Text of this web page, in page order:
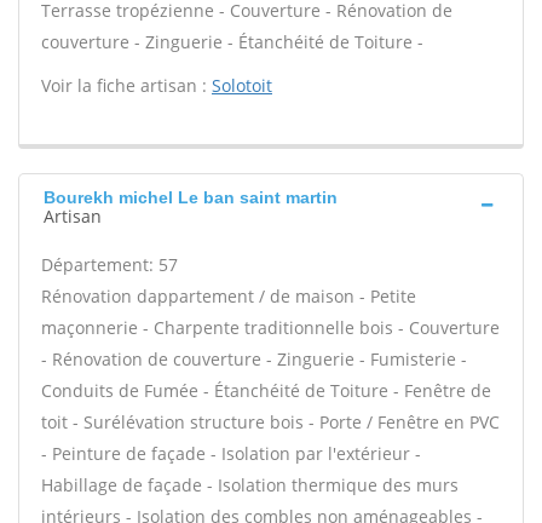
Terrasse tropézienne - Couverture - Rénovation de
couverture - Zinguerie - Étanchéité de Toiture -
Voir la fiche artisan : Solotoit
Bourekh michel Le ban saint martin
Artisan
Département: 57
Rénovation dappartement / de maison - Petite
maçonnerie - Charpente traditionnelle bois - Couverture
- Rénovation de couverture - Zinguerie - Fumisterie -
Conduits de Fumée - Étanchéité de Toiture - Fenêtre de
toit - Surélévation structure bois - Porte / Fenêtre en PVC
- Peinture de façade - Isolation par l'extérieur -
Habillage de façade - Isolation thermique des murs
intérieurs - Isolation des combles non aménageables -